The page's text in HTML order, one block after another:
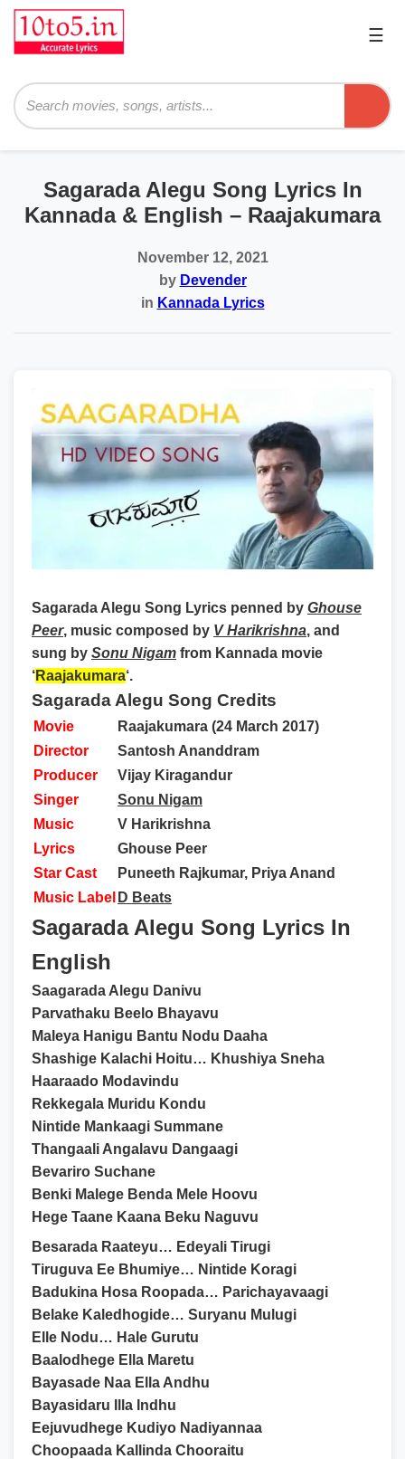
☰
Sagarada Alegu Song Lyrics In
Kannada & English – Raajakumara
November 12, 2021
by Devender
in Kannada Lyrics
Sagarada Alegu Song Lyrics penned by Ghouse
Peer, music composed by V Harikrishna, and
sung by Sonu Nigam from Kannada movie
‘Raajakumara‘.
Sagarada Alegu Song Credits
Movie
Raajakumara (24 March 2017)
Director
Santosh Ananddram
Producer
Vijay Kiragandur
Singer
Sonu Nigam
Music
V Harikrishna
Lyrics
Ghouse Peer
Star Cast
Puneeth Rajkumar, Priya Anand
Music Label D Beats
Sagarada Alegu Song Lyrics In
English
Saagarada Alegu Danivu
Parvathaku Beelo Bhayavu
Maleya Hanigu Bantu Nodu Daaha
Shashige Kalachi Hoitu… Khushiya Sneha
Haaraado Modavindu
Rekkegala Muridu Kondu
Nintide Mankaagi Summane
Thangaali Angalavu Dangaagi
Bevariro Suchane
Benki Malege Benda Mele Hoovu
Hege Taane Kaana Beku Naguvu
Besarada Raateyu… Edeyali Tirugi
Tiruguva Ee Bhumiye… Nintide Koragi
Badukina Hosa Roopada… Parichayavaagi
Belake Kaledhogide… Suryanu Mulugi
Elle Nodu… Hale Gurutu
Baalodhege Ella Maretu
Bayasade Naa Ella Andhu
Bayasidaru Illa Indhu
Eejuvudhege Kudiyo Nadiyannaa
Choopaada Kallinda Chooraitu